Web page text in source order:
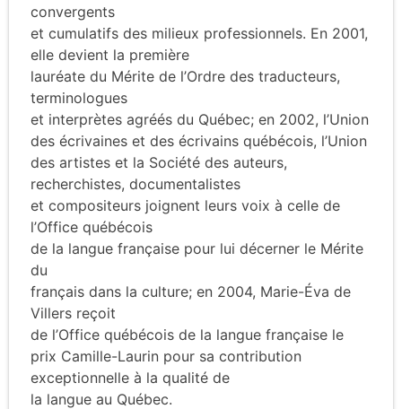
convergents
et cumulatifs des milieux professionnels. En 2001,
elle devient la première
lauréate du Mérite de l’Ordre des traducteurs,
terminologues
et interprètes agréés du Québec; en 2002, l’Union
des écrivaines et des écrivains québécois, l’Union
des artistes et la Société des auteurs,
recherchistes, documentalistes
et compositeurs joignent leurs voix à celle de
l’Office québécois
de la langue française pour lui décerner le Mérite
du
français dans la culture; en 2004, Marie-Éva de
Villers reçoit
de l’Office québécois de la langue française le
prix Camille-Laurin pour sa contribution
exceptionnelle à la qualité de
la langue au Québec.